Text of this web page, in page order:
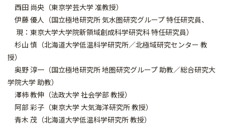
西田 尚央（東京学芸大学 准教授）
伊藤 優人（国立極地研究所 気水圏研究グループ 特任研究員、
現：東京大学大学院新領域創成科学研究科 特任研究員）
杉山 慎（北海道大学低温科学研究所／北極域研究センター 教
授）
奥野 淳一（国立極地研究所 地圏研究グループ 助教／総合研究大
学院大学 助教）
澤柿 教伸（法政大学 社会学部 教授）
阿部 彩子（東京大学 大気海洋研究所 教授）
青木 茂（北海道大学低温科学研究所 教授）